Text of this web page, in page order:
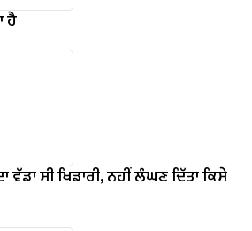
ਹੈ
ਵੱਡਾ ਸੀ ਖਿਡਾਰੀ, ਨਹੀਂ ਲੰਘਣ ਦਿੱਤਾ ਕਿਸੇ